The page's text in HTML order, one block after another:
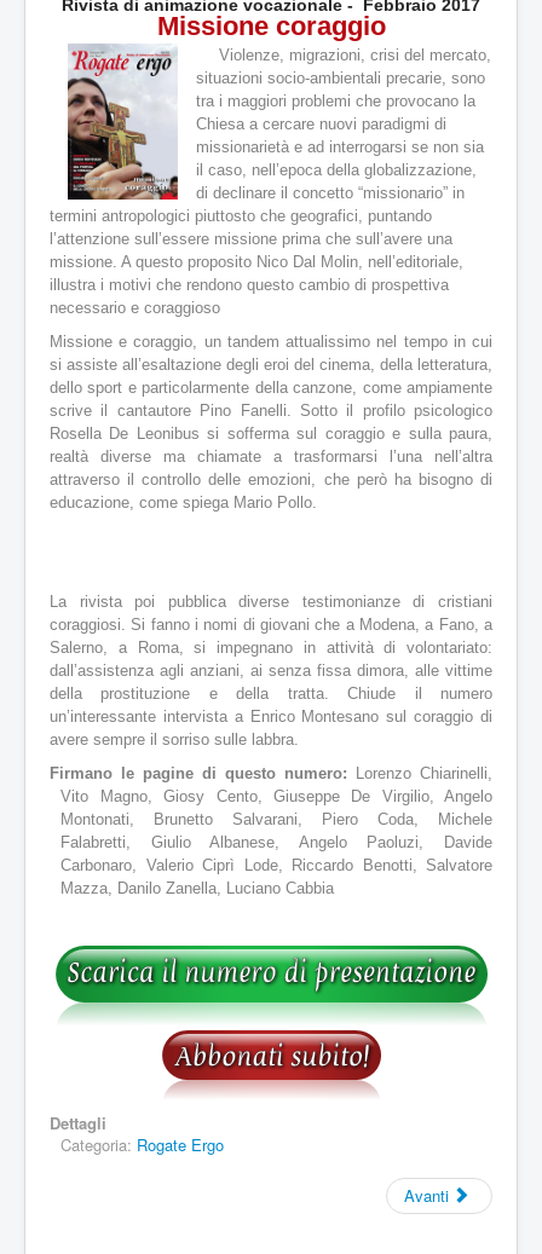
e
:
4
5
Rivista di animazione vocazionale - Febbraio 2017
Missione coraggio
Violenze, migrazioni, crisi del mercato,
situazioni socio-ambientali precarie, sono
tra i maggiori problemi che provocano la
Chiesa a cercare nuovi paradigmi di
missionarietà e ad interrogarsi se non sia
il caso, nell’epoca della globalizzazione,
di declinare il concetto “missionario” in
termini antropologici piuttosto che geografici, puntando
l’attenzione sull’essere missione prima che sull’avere una
missione. A questo proposito Nico Dal Molin, nell’editoriale,
illustra i motivi che rendono questo cambio di prospettiva
necessario e coraggioso
Missione e coraggio, un tandem attualissimo nel tempo in cui
si assiste all’esaltazione degli eroi del cinema, della letteratura,
dello sport e particolarmente della canzone, come ampiamente
scrive il cantautore Pino Fanelli. Sotto il profilo psicologico
Rosella De Leonibus si sofferma sul coraggio e sulla paura,
realtà diverse ma chiamate a trasformarsi l’una nell’altra
attraverso il controllo delle emozioni, che però ha bisogno di
educazione, come spiega Mario Pollo.
La rivista poi pubblica diverse testimonianze di cristiani
coraggiosi. Si fanno i nomi di giovani che a Modena, a Fano, a
Salerno, a Roma, si impegnano in attività di volontariato:
dall’assistenza agli anziani, ai senza fissa dimora, alle vittime
della prostituzione e della tratta. Chiude il numero
un’interessante intervista a Enrico Montesano sul coraggio di
avere sempre il sorriso sulle labbra.
Firmano le pagine di questo numero: Lorenzo Chiarinelli,
Vito Magno, Giosy Cento, Giuseppe De Virgilio, Angelo
Montonati, Brunetto Salvarani, Piero Coda, Michele
Falabretti, Giulio Albanese, Angelo Paoluzi, Davide
Carbonaro, Valerio Ciprì Lode, Riccardo Benotti, Salvatore
Mazza, Danilo Zanella, Luciano Cabbia
Dettagli
Categoria: Rogate Ergo
Avanti